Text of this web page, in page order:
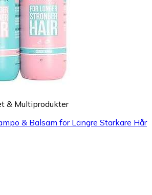
& Multiprodukter
& Balsam för Längre Starkare Hår